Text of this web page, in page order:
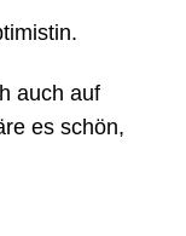
auch auf
es schön,